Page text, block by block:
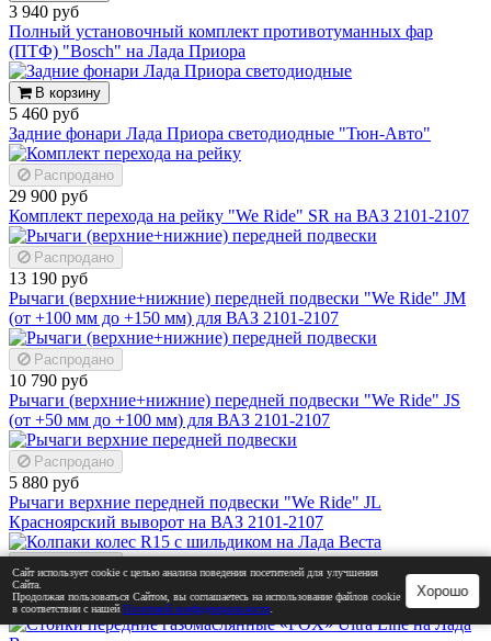
3 940 руб
Полный установочный комплект противотуманных фар
(ПТФ) "Bosch" на Лада Приора
В корзину
5 460 руб
Задние фонари Лада Приора светодиодные "Тюн-Авто"
Распродано
29 900 руб
Комплект перехода на рейку "We Ride" SR на ВАЗ 2101-2107
Распродано
13 190 руб
Рычаги (верхние+нижние) передней подвески "We Ride" JM
(от +100 мм до +150 мм) для ВАЗ 2101-2107
Распродано
10 790 руб
Рычаги (верхние+нижние) передней подвески "We Ride" JS
(от +50 мм до +100 мм) для ВАЗ 2101-2107
Распродано
5 880 руб
Рычаги верхние передней подвески "We Ride" JL
Красноярский выворот на ВАЗ 2101-2107
3 490 руб
3 690 руб
Колпаки колес R15 с шильдиком на Лада Веста
Сайт использует cookie с целью анализа поведения посетителей для улучшения
Сайта.
Продолжая пользоваться Сайтом, вы соглашаетесь на использование файлов cookie
в соответствии с нашейПолитикой конфиденциальности.
Хорошо